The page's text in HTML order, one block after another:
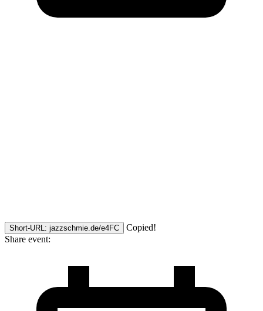
Short-URL: jazzschmie.de/e4FC
Copied!
Share event: